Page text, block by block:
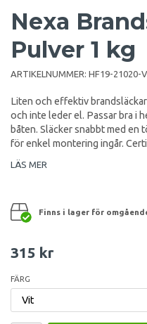
Nexa
Pulver 1 kg
ARTIKELNUMMER: HF19-21020-
Liten och effektiv
och inte leder el. Passar bra i
båten. Släcker snabbt med en
för enkel montering ingår.
LÄS MER
Finns i lager för
315 kr
FÄRG